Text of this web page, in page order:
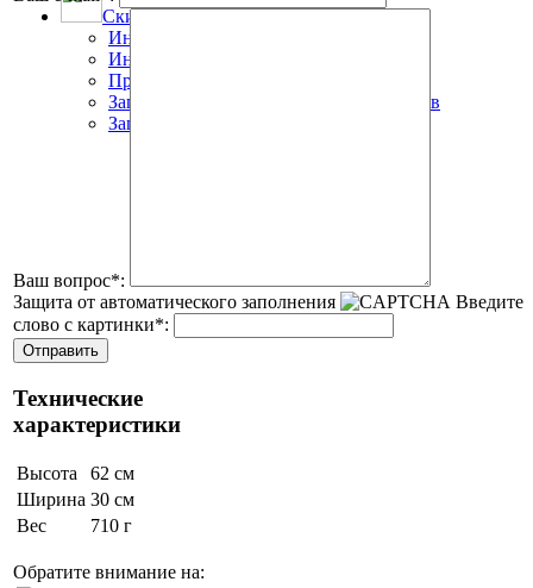
Скидки и специальные предложения
Инвентарь для уборки полов
Инвентарь для мытья стекол
Профессиональные моющие средства
Запчасти для пылесосов, пылеводососов
Запчасти для моек высокого давления
Ваш вопрос*:
Защита от автоматического заполнения
Введите
слово с картинки*:
Технические
характеристики
Высота
62 см
Ширина 30 см
Вес
710 г
Обратите внимание на: